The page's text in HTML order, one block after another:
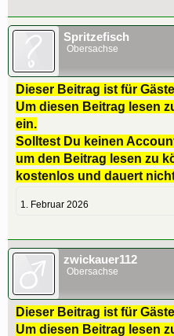
Spritzefisch
Obersachse
Dieser Beitrag ist für
Um diesen Beitrag lesen
ein.
Solltest Du keinen
um den Beitrag lesen zu
kostenlos und dauert
1. Februar 2026
zwickauer112
Obersachse
Dieser Beitrag ist für
Um diesen Beitrag lesen